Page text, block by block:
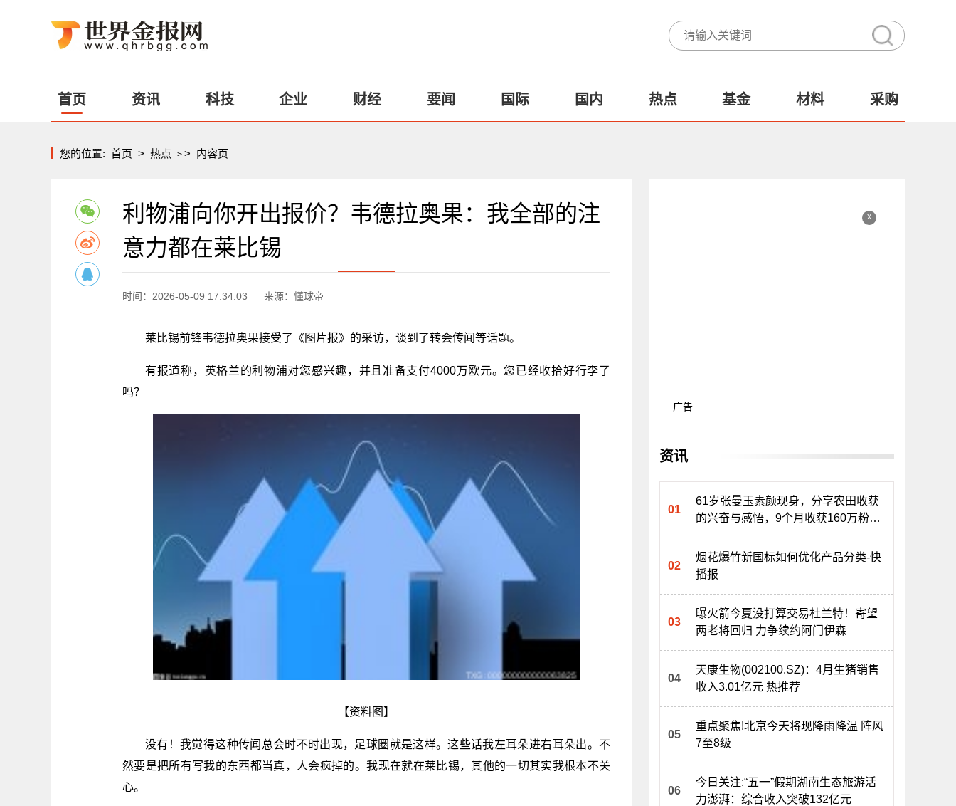
首页 资讯 科技 企业 财经 要闻 国际 国内 热点 基金 材料 采购
您的位置: 首页 > 热点 > > 内容页
利物浦向你开出报价？韦德拉奥果：我全部的注
意力都在莱比锡
时间：2026-05-09 17:34:03 来源：懂球帝
莱比锡前锋韦德拉奥果接受了《图片报》的采访，谈到了转会传闻等话题。
有报道称，英格兰的利物浦对您感兴趣，并且准备支付4000万欧元。您已经收拾好行李了
吗？
【资料图】
没有！我觉得这种传闻总会时不时出现，足球圈就是这样。这些话我左耳朵进右耳朵出。不
然要是把所有写我的东西都当真，人会疯掉的。我现在就在莱比锡，其他的一切其实我根本不关
心。
x
广告
资讯
61岁张曼玉素颜现身，分享农田收获
的兴奋与感悟，9个月收获160万粉丝
热讯
烟花爆竹新国标如何优化产品分类-快
播报
曝火箭今夏没打算交易杜兰特！寄望
两老将回归 力争续约阿门伊森
天康生物(002100.SZ)：4月生猪销售
收入3.01亿元 热推荐
重点聚焦!北京今天将现降雨降温 阵风
7至8级
今日关注:“五一”假期湖南生态旅游活
力澎湃：综合收入突破132亿元